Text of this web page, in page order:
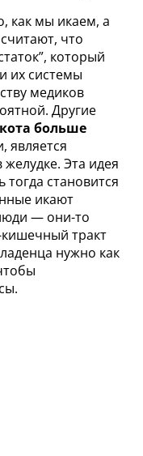
как мы икаем, а
что
который
их системы
медиков
Другие
больше
является
Эта идея
становится
икают
— они-то
тракт
нужно как